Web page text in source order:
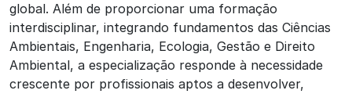
global. Além de proporcionar uma formação
interdisciplinar, integrando fundamentos das Ciências
Ambientais, Engenharia, Ecologia, Gestão e Direito
Ambiental, a especialização responde à necessidade
crescente por profissionais aptos a desenvolver,